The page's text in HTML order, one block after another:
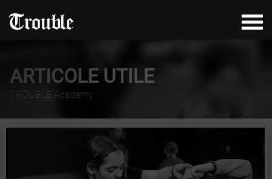
ARTICOLE UTILE
TROUBLE Academy